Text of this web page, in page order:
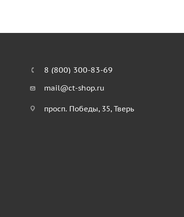
8 (800) 300-83-69
mail@ct-shop.ru
просп. Победы, 35, Тверь